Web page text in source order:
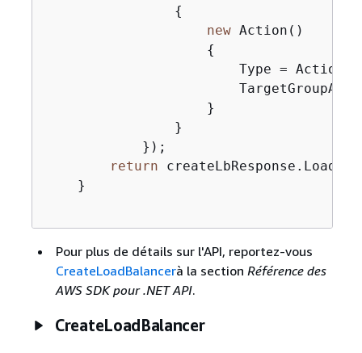
{
new Action()
{
Type =
TargetGroupArn
                    }
                }
            });
return
    }
Pour plus de détails sur l'API, reportez-vous
CreateLoadBalancerà la section Référence des
AWS SDK pour .NET API.
CreateLoadBalancer